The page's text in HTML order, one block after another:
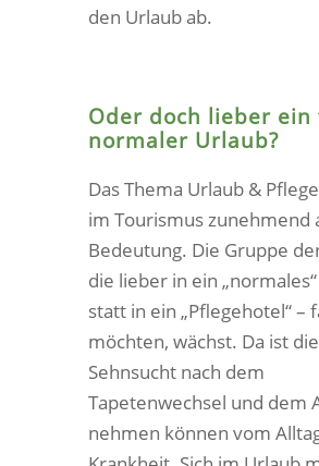
den Urlaub ab.
Oder doch lieber ein
normaler Urlaub?
Das Thema Urlaub &
im Tourismus zunehmend
Bedeutung. Die Gruppe
die lieber in ein
statt in ein „Pflegehotel“ –
möchten, wächst. Da ist die
Sehnsucht nach dem
Tapetenwechsel und dem
nehmen können vom